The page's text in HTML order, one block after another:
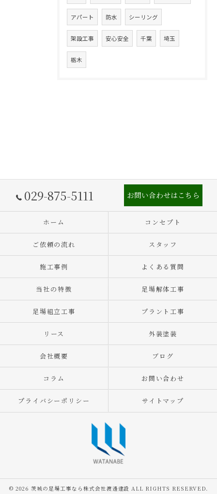
アパート 防水 シーリング
架設工事 安心安全 千葉 埼玉
栃木
029-875-5111 お問い合わせはこちら
ホーム コンセプト
ご依頼の流れ スタッフ
施工事例 よくある質問
当社の特徴 足場解体工事
足場組立工事 プラント工事
リース 外装塗装
会社概要 ブログ
コラム お問い合わせ
プライバシーポリシー サイトマップ
© 2026 茨城の足場工事なら株式会社渡邊建設 ALL RIGHTS RESERVED.